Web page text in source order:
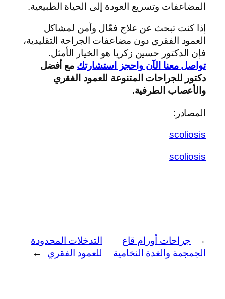
المضاعفات وتسريع العودة إلى الحياة الطبيعية.
إذا كنت تبحث عن علاج فعّال وآمن لمشاكل
العمود الفقري دون مضاعفات الجراحة التقليدية،
فإن الدكتور حسين زكريا هو الخيار الأمثل.
تواصل معنا الآن واحجز استشارتك مع أفضل
دكتور للجراحات المتنوعة للعمود الفقري
والأعصاب الطرفية.
المصادر:
scoliosis
scoliosis
←
جراحات أورام قاع
الجمجمة والغدة النخامية
التدخلات المحدودة
للعمود الفقري
→